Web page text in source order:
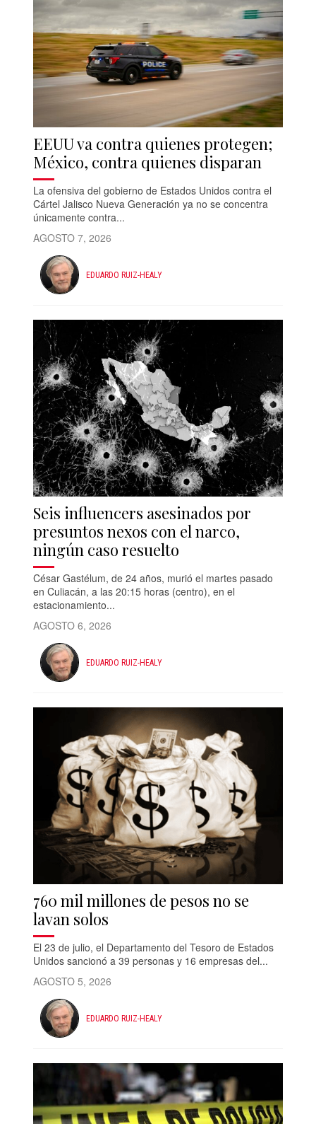
EEUU va contra quienes protegen;
México, contra quienes disparan
La ofensiva del gobierno de Estados Unidos contra el
Cártel Jalisco Nueva Generación ya no se concentra
únicamente contra...
AGOSTO 7, 2026
EDUARDO RUIZ-HEALY
Seis influencers asesinados por
presuntos nexos con el narco,
ningún caso resuelto
César Gastélum, de 24 años, murió el martes pasado
en Culiacán, a las 20:15 horas (centro), en el
estacionamiento...
AGOSTO 6, 2026
EDUARDO RUIZ-HEALY
760 mil millones de pesos no se
lavan solos
El 23 de julio, el Departamento del Tesoro de Estados
Unidos sancionó a 39 personas y 16 empresas del...
AGOSTO 5, 2026
EDUARDO RUIZ-HEALY